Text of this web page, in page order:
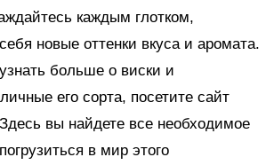
каждым глотком,
новые оттенки вкуса и аромата.
больше о виски и
его сорта, посетите сайт
вы найдете все необходимое
в мир этого